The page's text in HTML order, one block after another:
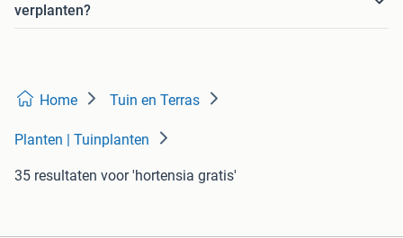
verplanten?
Home Tuin en Terras
Planten | Tuinplanten
35 resultaten voor 'hortensia gratis'